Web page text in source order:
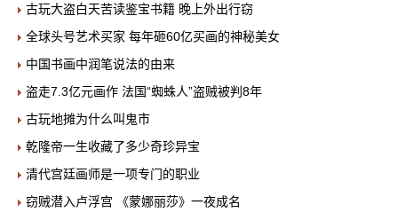
古玩大盗白天苦读鉴宝书籍 晚上外出行窃
全球头号艺术买家 每年砸60亿买画的神秘美女
中国书画中润笔说法的由来
盗走7.3亿元画作 法国“蜘蛛人”盗贼被判8年
古玩地摊为什么叫鬼市
乾隆帝一生收藏了多少奇珍异宝
清代宫廷画师是一项专门的职业
窃贼潜入卢浮宫 《蒙娜丽莎》一夜成名